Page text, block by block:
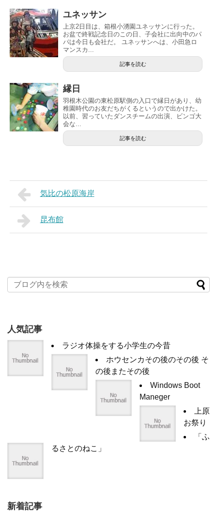
ユネッサン
上京2日目は、箱根小湧園ユネッサンに行った。
お盆で終戦記念日のこの日、子会社に出向中のパ
パは今日も会社だ。 ユネッサンへは、小田急ロ
マンスカ...
記事を読む
縁日
羽根木公園の東松原駅側の入口で縁日があり、幼
稚園時代のお友だちがくるというので出かけた。
以前、習っていたダンスチームの出演、ビンゴ大
会な...
記事を読む
気比の松原海岸
昆布館
人気記事
ラジオ体操をする小学生の今昔
ホウセンカその後のその後 そ
の後またその後
Windows Boot
Maneger
上原
お祭り
「ふ
るさとのねこ」
新着記事